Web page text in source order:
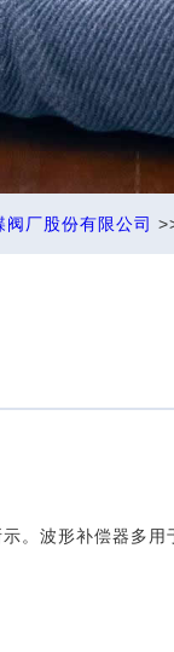
阀厂股份有限公司
。波形补偿器多